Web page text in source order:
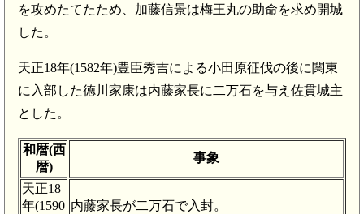
を攻めたてたため、加藤信景は梅王丸の助命を求め開城
した。
天正18年(1582年)豊臣秀吉による小田原征伐の後に関東
に入部した徳川家康は内藤家長に二万石を与え佐貫城主
とした。
和暦(西
暦)
事象
天正18
年(1590 内藤家長が二万石で入封。